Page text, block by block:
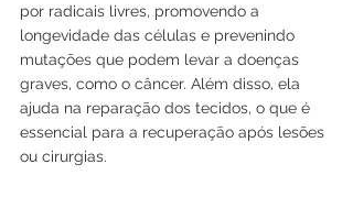
por radicais livres, promovendo a
longevidade das células e prevenindo
mutações que podem levar a doenças
graves, como o câncer. Além disso, ela
ajuda na reparação dos tecidos, o que é
essencial para a recuperação após lesões
ou cirurgias.